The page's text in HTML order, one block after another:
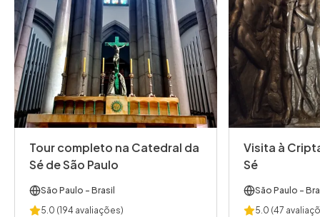
Tour completo na Catedral da
Sé de São Paulo
São Paulo - Brasil
5.0 (194 avaliações)
Visita à
Sé
São Paulo -
5.0 (47